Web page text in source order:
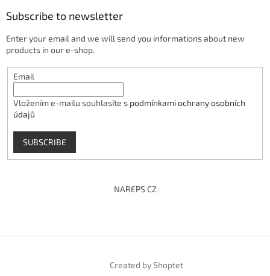
Subscribe to newsletter
Enter your email and we will send you informations about new
products in our e-shop.
Email
Vložením e-mailu souhlasíte s podmínkami ochrany osobních
údajů
SUBSCRIBE
NAREPS CZ
Created by Shoptet